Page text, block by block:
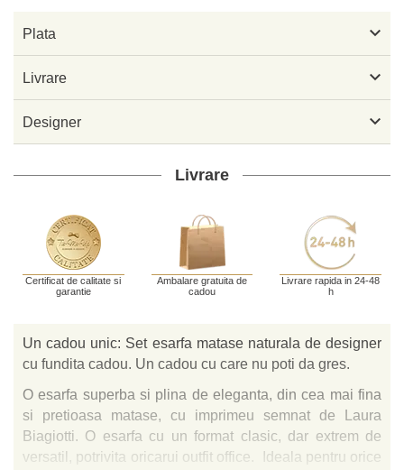
Plata 
Livrare 
Designer 
Livrare
Certificat de calitate si
garantie
Ambalare gratuita de
cadou
Livrare rapida in 24-48
h
Un cadou unic: Set esarfa matase naturala de designer
cu fundita cadou. Un cadou cu care nu poti da gres.
O esarfa superba si plina de eleganta, din cea mai fina
si pretioasa matase, cu imprimeu semnat de Laura
Biagiotti. O esarfa cu un format clasic, dar extrem de
versatil, potrivita oricarui outfit office. Ideala pentru orice